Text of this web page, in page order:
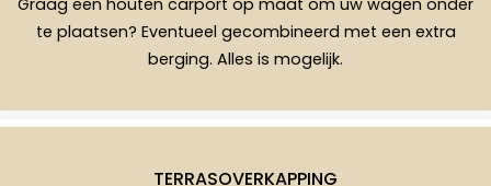
Graag een houten carport op maat om uw wagen onder
te plaatsen? Eventueel gecombineerd met een extra
berging. Alles is mogelijk.
TERRASOVERKAPPING